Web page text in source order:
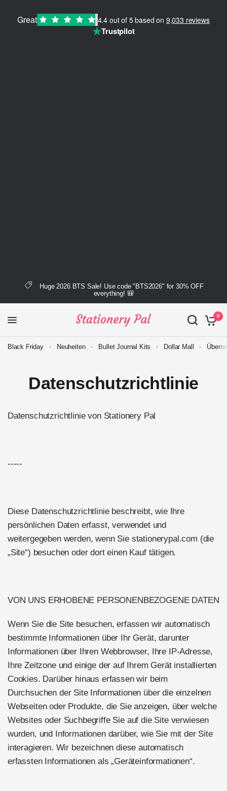
Great 4.4 out of 5 based on 9,033 reviews
★Trustpilot
Huge 2026 BTS Sale! Use code "BTS2026" for 30% OFF
everything! 🎒
0
Black Friday Neuheiten Bullet Journal Kits Dollar Mall
Datenschutzrichtlinie
Datenschutzrichtlinie von Stationery Pal
-----
Diese Datenschutzrichtlinie beschreibt, wie Ihre
persönlichen Daten erfasst, verwendet und
weitergegeben werden, wenn Sie stationerypal.com (die
„Site“) besuchen oder dort einen Kauf tätigen.
VON UNS ERHOBENE PERSONENBEZOGENE DATEN
Wenn Sie die Site besuchen, erfassen wir automatisch
bestimmte Informationen über Ihr Gerät, darunter
Informationen über Ihren Webbrowser, Ihre IP-Adresse,
Ihre Zeitzone und einige der auf Ihrem Gerät installierten
Cookies. Darüber hinaus erfassen wir beim
Durchsuchen der Site Informationen über die einzelnen
Webseiten oder Produkte, die Sie anzeigen, über welche
Websites oder Suchbegriffe Sie auf die Site verwiesen
wurden, und Informationen darüber, wie Sie mit der Site
interagieren. Wir bezeichnen diese automatisch
erfassten Informationen als „Geräteinformationen“.